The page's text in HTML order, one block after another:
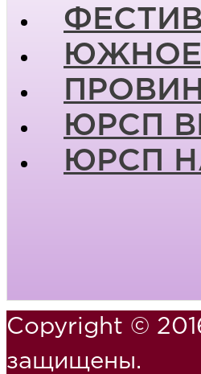
ЮЖНОЕ
ЮРСП
ЮРСП
Copyright ©
защищены.